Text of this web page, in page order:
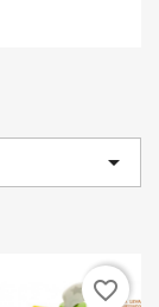

favorite_border